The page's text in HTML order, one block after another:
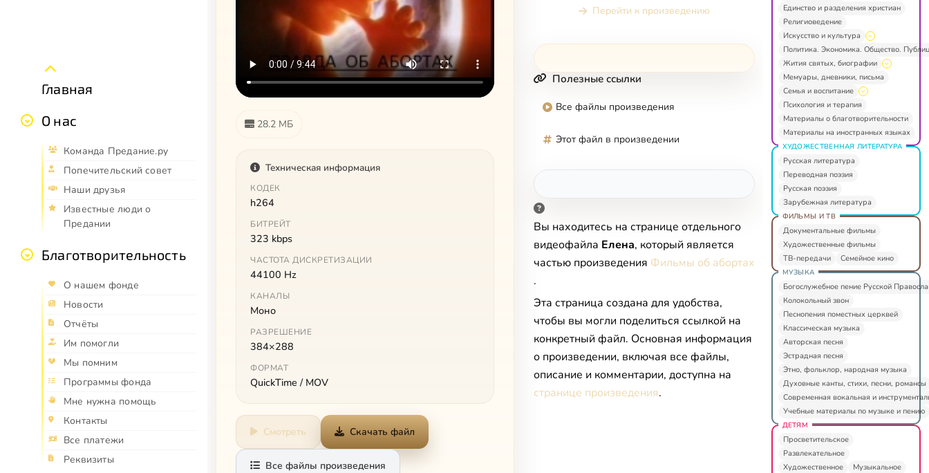
Главная
О нас
Команда Предание.ру
Попечительский совет
Наши друзья
Известные люди о
Предании
Благотворительность
О нашем фонде
Новости
Отчёты
Им помогли
Мы помним
Программы фонда
Мне нужна помощь
Контакты
Все платежи
Реквизиты
28.2 МБ
Техническая информация
КОДЕК
h264
БИТРЕЙТ
323 kbps
ЧАСТОТА ДИСКРЕТИЗАЦИИ
44100 Hz
КАНАЛЫ
Моно
РАЗРЕШЕНИЕ
384×288
ФОРМАТ
QuickTime / MOV
Смотреть Скачать файл
Все файлы произведения
рассказывающие о ...
Перейти к произведению
Полезные ссылки
Все файлы произведения
Этот файл в произведении
Вы находитесь на странице отдельного
видеофайла Елена, который является
частью произведения Фильмы об абортах
.
Эта страница создана для удобства,
чтобы вы могли поделиться ссылкой на
конкретный файл. Основная информация
о произведении, включая все файлы,
описание и комментарии, доступна на
странице произведения.
Единство и разделения христиан
Религиоведение
Искусство и культура
Политика. Экономика. Общество.
Жития святых, биографии
Мемуары, дневники, письма
Семья и воспитание
Психология и терапия
Материалы о благотворительности
Материалы на иностранных языках
ХУДОЖЕСТВЕННАЯ ЛИТЕРАТУРА
Русская литература
Переводная поэзия
Русская поэзия
Зарубежная литература
ФИЛЬМЫ И ТВ
Документальные фильмы
Художественные фильмы
ТВ-передачи
Семейное кино
МУЗЫКА
Богослужебное пение Русской
Колокольный звон
Песнопения поместных церквей
Классическая музыка
Авторская песня
Эстрадная песня
Этно, фольклор, народная музыка
Духовные канты, стихи, песни, романсы
Современная вокальная и
Учебные материалы по музыке и пению
ДЕТЯМ
Просветительское
Развлекательное
Художественное
Музыкальное